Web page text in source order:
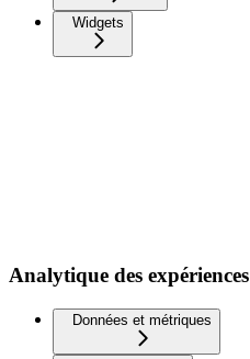
Widgets
Analytique des expériences
Données et métriques